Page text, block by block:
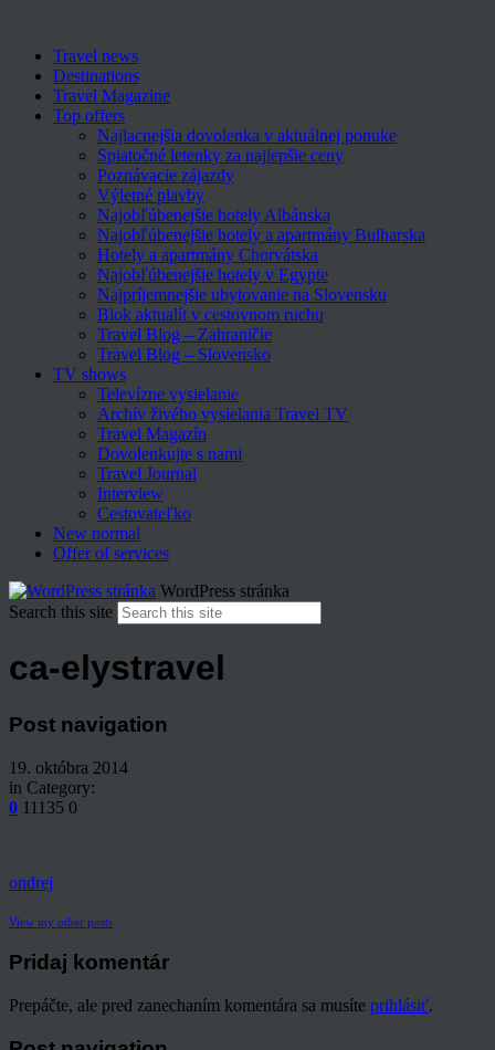
Travel news
Destinations
Travel Magazine
Top offers
Najlacnejšia dovolenka v aktuálnej ponuke
Spiatočné letenky za najlepšie ceny
Poznávacie zájazdy
Výletné plavby
Najobľúbenejšie hotely Albánska
Najobľúbenejšie hotely a apartmány Bulharska
Hotely a apartmány Chorvátska
Najobľúbenejšie hotely v Egypte
Najpríjemnejšie ubytovanie na Slovensku
Blok aktualít v cestovnom ruchu
Travel Blog – Zahraničie
Travel Blog – Slovensko
TV shows
Televízne vysielanie
Archív živého vysielania Travel TV
Travel Magazín
Dovolenkujte s nami
Travel Journal
Interview
Cestovateľko
New normal
Offer of services
WordPress stránka
Search this site
ca-elystravel
Post navigation
19. októbra 2014
in Category:
0 11135 0
ondrej
View my other posts
Pridaj komentár
Prepáčte, ale pred zanechaním komentára sa musíte prihlásiť.